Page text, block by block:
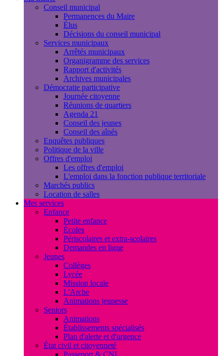
Conseil municipal
Permanences du Maire
Élus
Décisions du conseil municipal
Services municipaux
Arrêtés municipaux
Organigramme des services
Rapport d'activités
Archives municipales
Démocratie participative
Journée citoyenne
Réunions de quartiers
Agenda 21
Conseil des jeunes
Conseil des aînés
Enquêtes publiques
Politique de la ville
Offres d'emploi
Les offres d'emploi
L'emploi dans la fonction publique territoriale
Marchés publics
Location de salles
Mes services
Enfance
Petite enfance
Écoles
Périscolaires et extra-scolaires
Demandes en ligne
Jeunes
Collèges
Lycée
Mission locale
L'Arche
Animations jeunesse
Seniors
Animations
Établissements spécialisés
Plan d'alerte et d'urgence
État civil et citoyenneté
Passeport & CNI